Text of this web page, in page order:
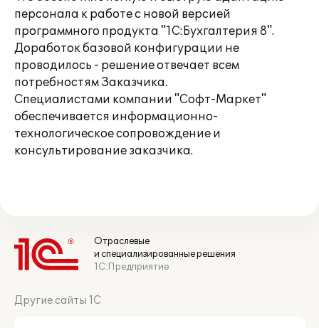
персонала к работе с новой версией
программного продукта "1С:Бухгалтерия 8".
Доработок базовой конфигурации не
проводилось - решение отвечает всем
потребностям Заказчика.
Специалистами компании "Софт-Маркет"
обеспечивается информационно-
технологическое сопровождение и
консультирование заказчика.
Отраслевые
и специализированные решения
1С:Предприятие
Другие сайты 1С